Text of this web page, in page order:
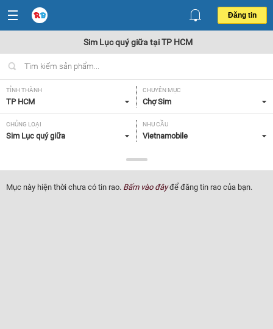
Đăng tin
Sim Lục quý giữa tại TP HCM
TỈNH THÀNH
TP HCM
CHUYÊN MỤC
Chợ Sim
CHỦNG LOẠI
Sim Lục quý giữa
NHU CẦU
Vietnamobile
Tất cả
Mục này hiện thời chưa có tin rao. Bấm vào đâyđể đăng tin rao của bạn.